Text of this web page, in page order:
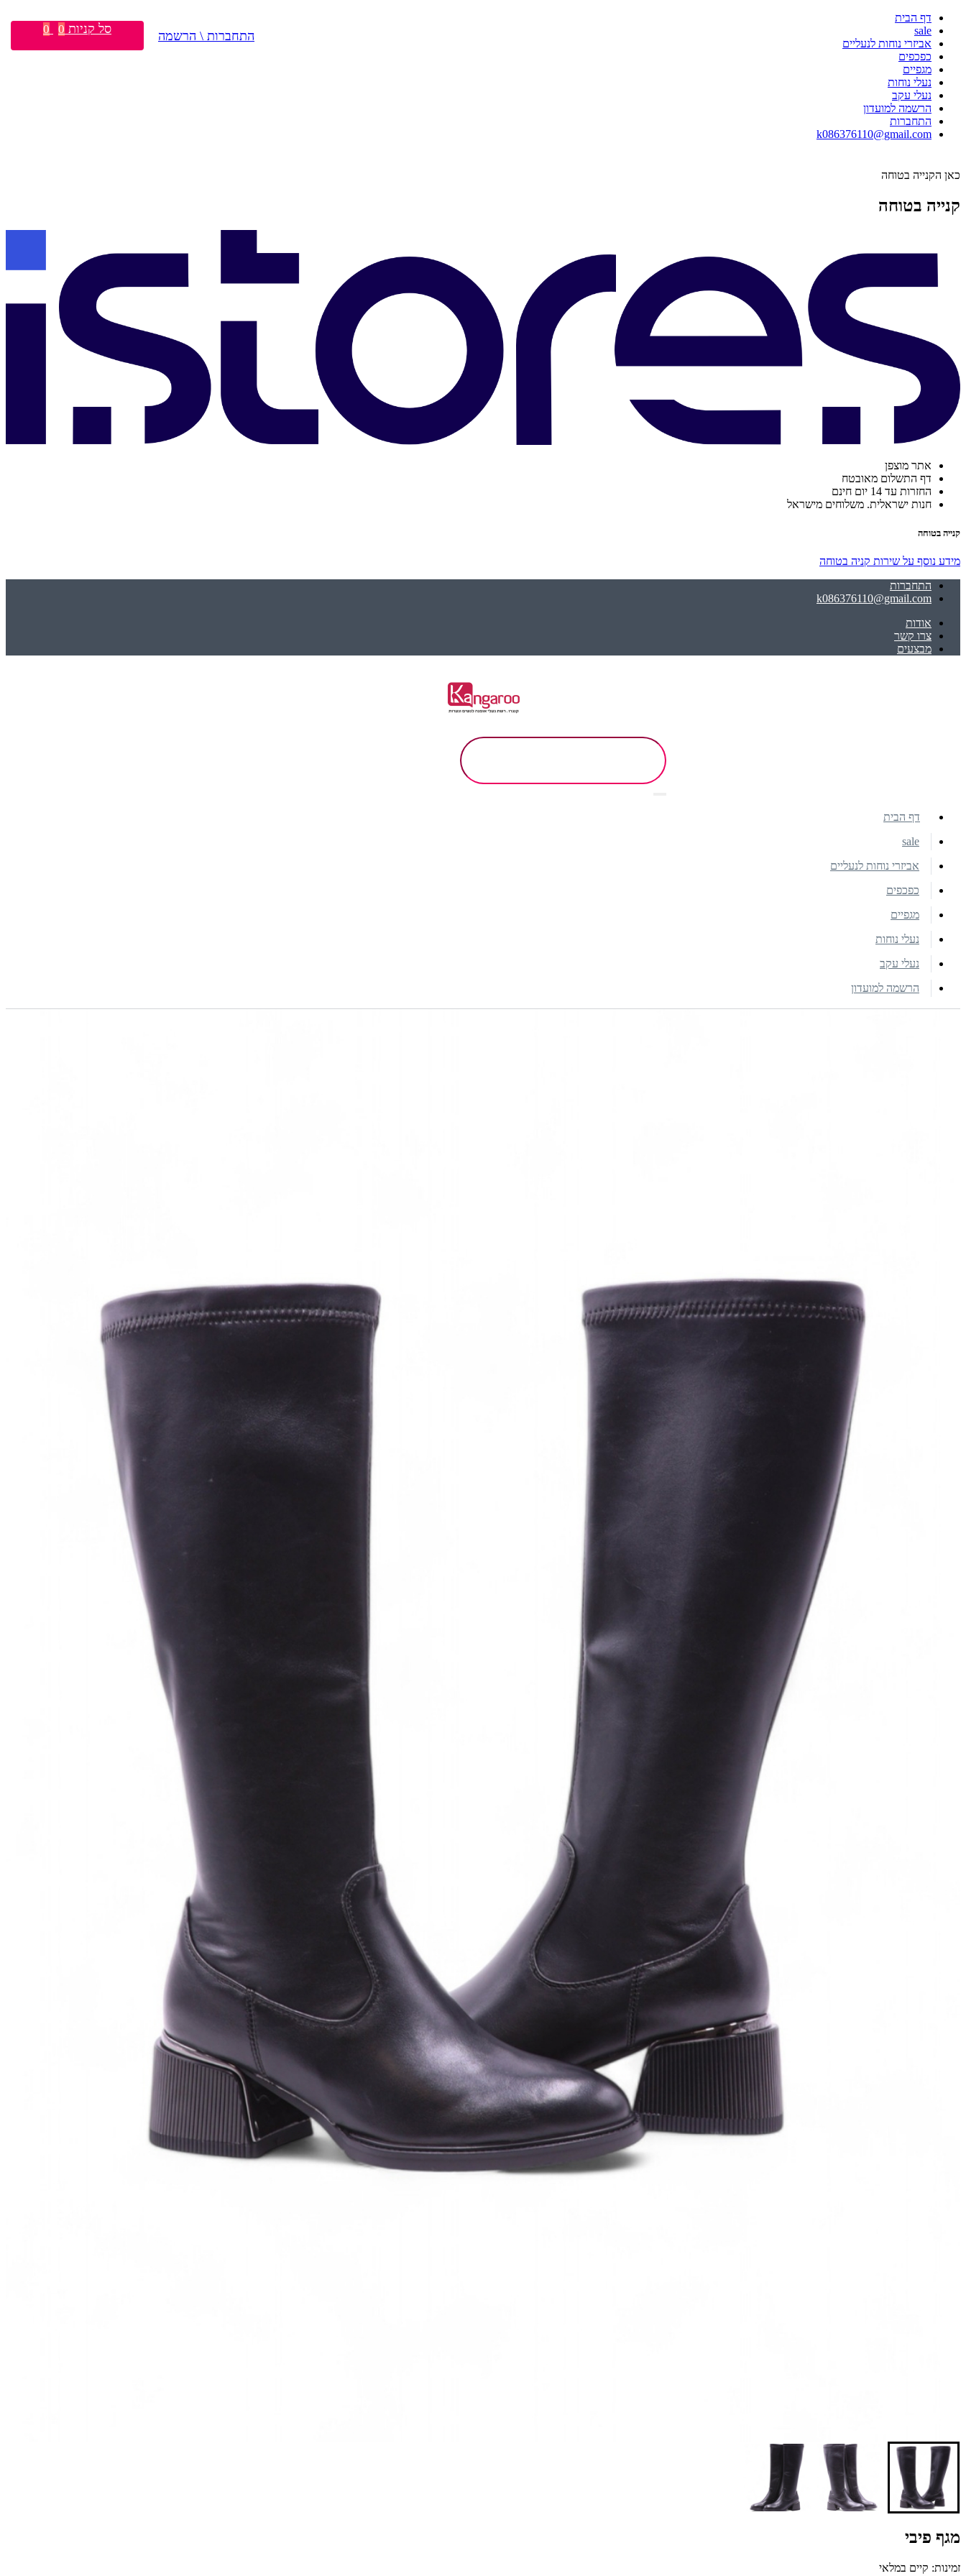
דף הבית
sale
אביזרי נוחות לנעליים
כפכפים
מגפיים
נעלי נוחות
נעלי עקב
הרשמה למועדון
התחברות
k086376110@gmail.com
כאן הקנייה בטוחה
קנייה בטוחה
אתר מוצפן
דף התשלום מאובטח
החזרות עד 14 יום חינם
חנות ישראלית. משלוחים מישראל
קנייה בטוחה
מידע נוסף על שירות קניה בטוחה
התחברות
k086376110@gmail.com
אודות
צרו קשר
מבצעים
התחברות \ הרשמה סל קניות 0
0
דף הבית
sale
אביזרי נוחות לנעליים
כפכפים
מגפיים
נעלי נוחות
נעלי עקב
הרשמה למועדון
מגף פיבי
זמינות: קיים במלאי